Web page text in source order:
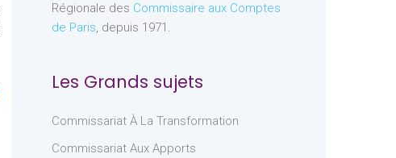
Régionale des Commissaire aux Comptes
de Paris, depuis 1971.
Les Grands sujets
Commissariat À La Transformation
Commissariat Aux Apports